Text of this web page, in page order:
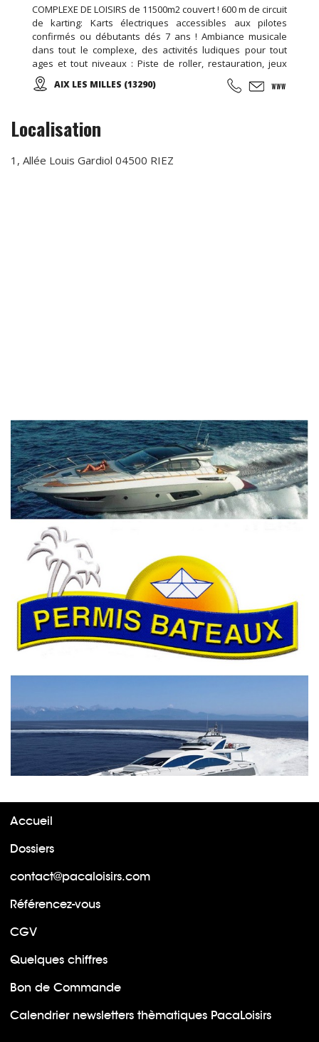
COMPLEXE DE LOISIRS de 11500m2 couvert ! 600 m de circuit
de karting: Karts électriques accessibles aux pilotes
confirmés ou débutants dés 7 ans ! Ambiance musicale
dans tout le complexe, des activités ludiques pour tout
ages et tout niveaux : Piste de roller, restauration, jeux
vidéo et simulateurs, laser game, salle de loisirs enfant,
anniversaires, soirées événementielles, séminaires
AIX LES MILLES (13290)
Localisation
1, Allée Louis Gardiol 04500 RIEZ
Accueil
Dossiers
contact@pacaloisirs.com
Référencez-vous
CGV
Quelques chiffres
Bon de Commande
Calendrier newsletters thèmatiques PacaLoisirs